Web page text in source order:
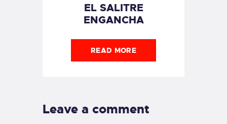
EL SALITRE
ENGANCHA
READ MORE
Leave a comment